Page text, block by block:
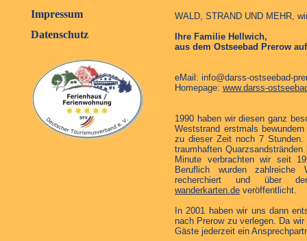
Impressum
Datenschutz
WALD, STRAND UND MEHR,
Ihre Familie Hellwich,
aus dem Ostseebad Prerow
eMail: info@darss-ostseebad-
Homepage: www.darss-
1990 haben wir diesen ganz
Weststrand erstmals
zu dieser Zeit noch 7 Stunden.
traumhaften
Minute verbrachten wir seit
Beruflich wurden zahlreiche
recherchiert und über
wanderkarten.de veröffentlicht.
In 2001 haben wir uns dann
nach Prerow zu verlegen. Da
Gäste jederzeit ein